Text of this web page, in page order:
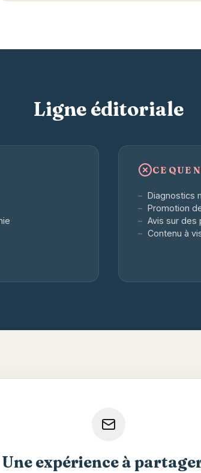
Ligne éditoriale
CE QUE
Diagnostics
Promotion
Avis sur des
Contenu à
Une expérience à